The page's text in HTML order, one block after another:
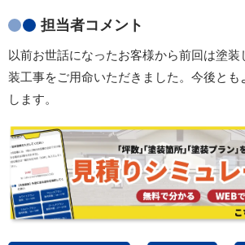
担当者コメント
以前お世話になったお客様から前回は塗装
装工事をご用命いただきました。今後とも
します。